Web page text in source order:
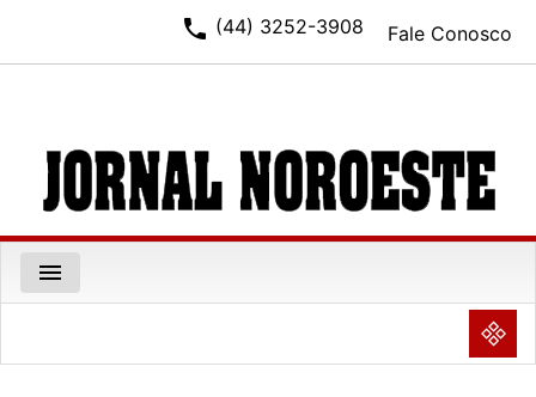
Fale Conosco
phone (44) 3252-3908
menu
NULL